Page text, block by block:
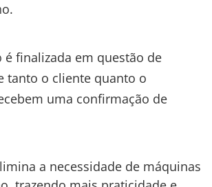
é finalizada em questão de
tanto o cliente quanto o
uma confirmação de
a necessidade de máquinas